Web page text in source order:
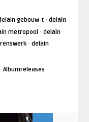
gebouw-t· delain
metropool· delain
· delain
Albumreleases ·